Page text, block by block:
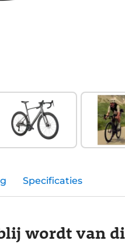
Specificaties
wordt van